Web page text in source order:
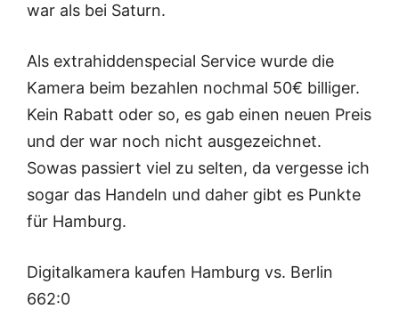
war als bei Saturn.
Als extrahiddenspecial Service wurde die
Kamera beim bezahlen nochmal 50€ billiger.
Kein Rabatt oder so, es gab einen neuen Preis
und der war noch nicht ausgezeichnet.
Sowas passiert viel zu selten, da vergesse ich
sogar das Handeln und daher gibt es Punkte
für Hamburg.
Digitalkamera kaufen Hamburg vs. Berlin
662:0